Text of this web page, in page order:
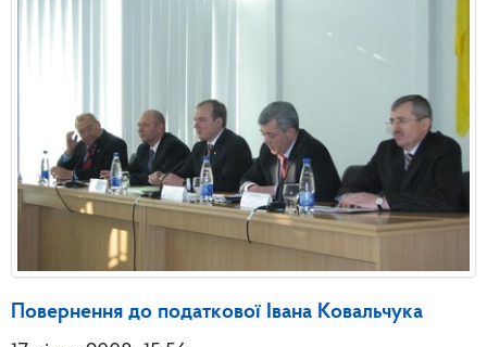
Повернення до податкової Івана Ковальчука